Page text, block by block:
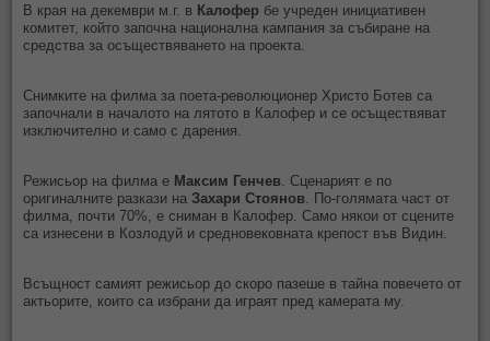
В края на декември м.г. в Калофер бе учреден инициативен
комитет, който започна национална кампания за събиране на
средства за осъществяването на проекта.
Снимките на филма за поета-революционер Христо Ботев са
започнали в началото на лятото в Калофер и се осъществяват
изключително и само с дарения.
Режисьор на филма е Максим Генчев . Сценарият е по
оригиналните разкази наЗахари Стоянов . По-голямата част от
филма, почти 70%, е сниман в Калофер. Само някои от сцените
са изнесени в Козлодуй и средновековната крепост във Видин.
Всъщност самият режисьор до скоро пазеше в тайна повечето от
актьорите, които са избрани да играят пред камерата му.